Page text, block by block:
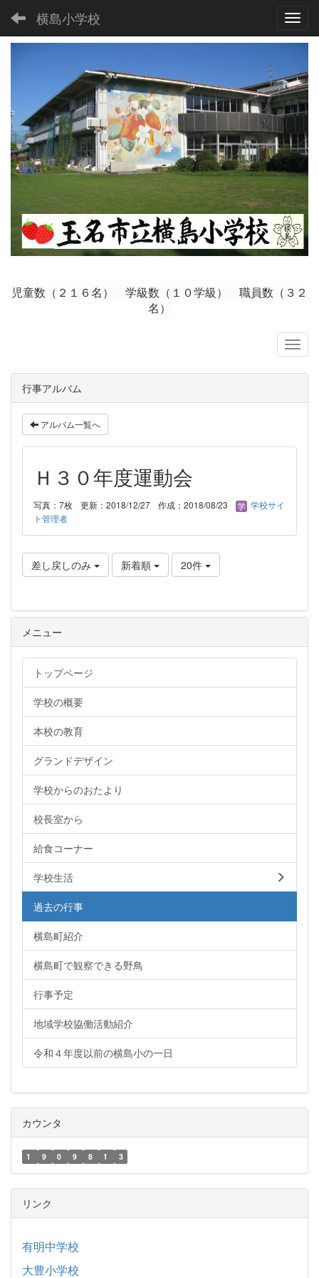
横島小学校
児童数（２１６名） 学級数（１０学級） 職員数（３２
名）
行事アルバム
アルバム一覧へ
Ｈ３０年度運動会
写真：7枚 更新：2018/12/27 作成：2018/08/23
学校サイ
ト管理者
差し戻しのみ 新着順 20件
メニュー
トップページ
学校の概要
本校の教育
グランドデザイン
学校からのおたより
校長室から
給食コーナー
学校生活
過去の行事
横島町紹介
横島町で観察できる野鳥
行事予定
地域学校協働活動紹介
令和４年度以前の横島小の一日
カウンタ
1 9 0 9 8 1 3
リンク
有明中学校
大豊小学校